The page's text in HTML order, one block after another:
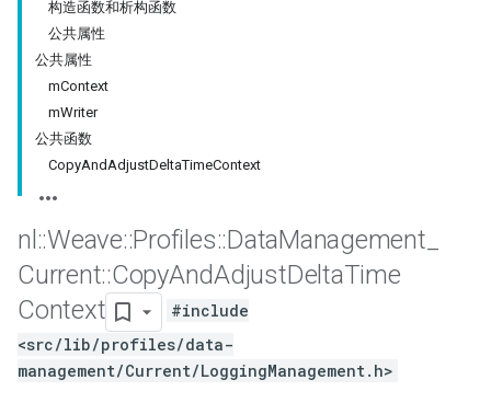
构造函数和析构函数
公共属性
公共属性
mContext
mWriter
公共函数
CopyAndAdjustDeltaTimeContext
nl ::Weave::Profiles::DataManagement
Current::CopyAndAdjustDeltaTime
Context
#include
<src/lib/profiles/data-
management/Current/LoggingManagement.h>